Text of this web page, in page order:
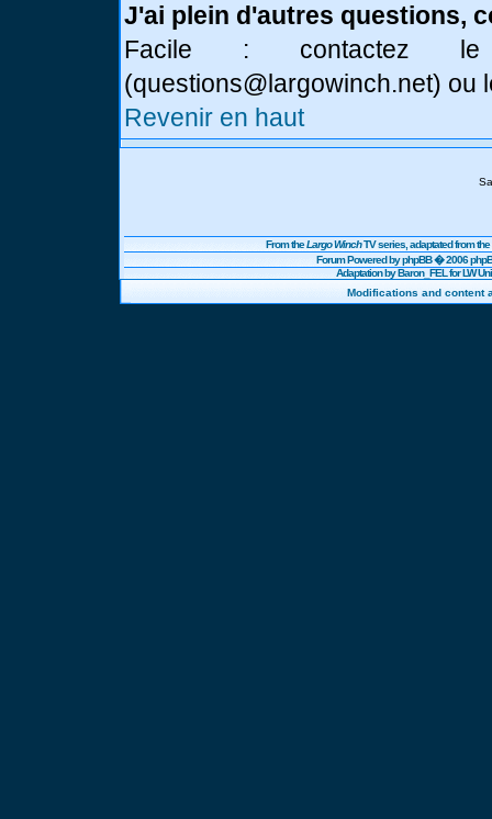
J'ai plein d'autres questions,
Facile : contactez
(questions@largowinch.net) ou
Revenir en haut
From theLargo WinchTV series, adaptated from
Forum Powered byphpBB� 2006
Adaptation by Baron_FEL for LW
Modifications and content